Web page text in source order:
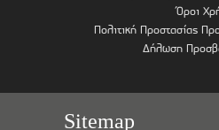
Όροι
Πολιτική Προστασίας
Δήλωση
Sitemap